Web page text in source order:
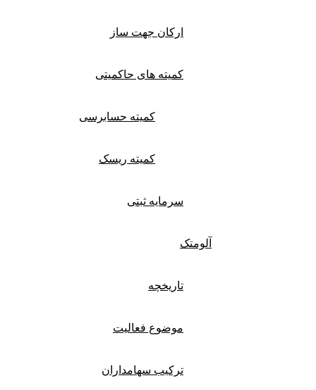
ارکان جهت ساز
کمیته های حاکمیتی
کمیته حسابرسی
کمیته ریسک
سرمایه ثبتی
آلومتک
تاریخچه
موضوع فعالیت
ترکیب سهامداران